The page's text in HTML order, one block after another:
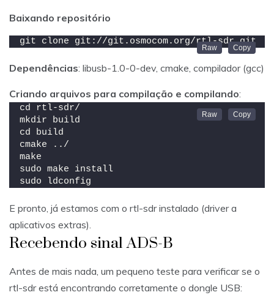
Baixando repositório
git clone git://git.osmocom.org/rtl-sdr.git
Dependências: libusb-1.0-0-dev, cmake, compilador (gcc)
Criando arquivos para compilação e compilando:
cd rtl-sdr/
mkdir build
cd build
cmake ../
make
sudo make install
sudo ldconfig
E pronto, já estamos com o rtl-sdr instalado (driver a
aplicativos extras).
Recebendo sinal ADS-B
Antes de mais nada, um pequeno teste para verificar se o
rtl-sdr está encontrando corretamente o dongle USB: